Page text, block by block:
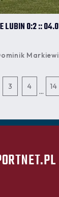
LUBIN 0:2 ::
3 4
...
14